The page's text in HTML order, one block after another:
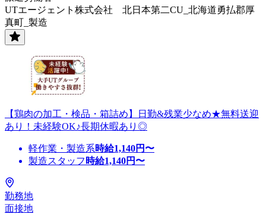
UTエージェント株式会社 北日本第二CU_北海道勇払郡厚
真町_製造
【鶏肉の加工・検品・箱詰め】日勤&残業少なめ★無料送迎
あり！未経験OK♪長期休暇あり◎
軽作業・製造系時給1,140円〜
製造スタッフ 時給1,140円〜
勤務地
面接地